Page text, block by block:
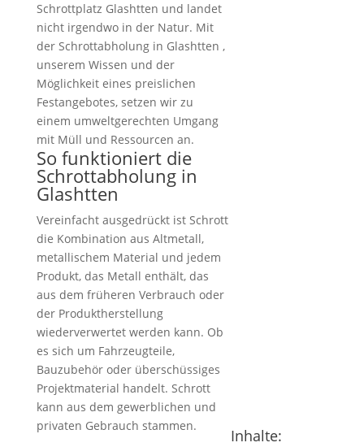
Schrottplatz Glashtten und landet
nicht irgendwo in der Natur. Mit
der Schrottabholung in Glashtten ,
unserem Wissen und der
Möglichkeit eines preislichen
Festangebotes, setzen wir zu
einem umweltgerechten Umgang
mit Müll und Ressourcen an.
So funktioniert die
Schrottabholung in
Glashtten
Vereinfacht ausgedrückt ist Schrott
die Kombination aus Altmetall,
metallischem Material und jedem
Produkt, das Metall enthält, das
aus dem früheren Verbrauch oder
der Produktherstellung
wiederverwertet werden kann. Ob
es sich um Fahrzeugteile,
Bauzubehör oder überschüssiges
Projektmaterial handelt. Schrott
kann aus dem gewerblichen und
privaten Gebrauch stammen.
Inhalte: